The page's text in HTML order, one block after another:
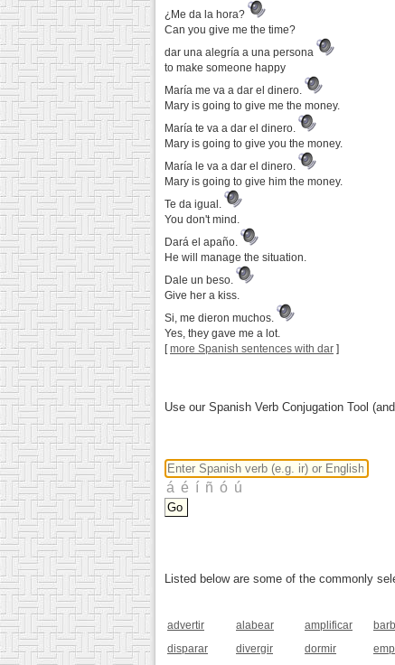
¿Me da la hora?
Can you give me the time?
dar una alegría a una persona
to make someone happy
María me va a dar el dinero.
Mary is going to give me the money.
María te va a dar el dinero.
Mary is going to give you the money.
María le va a dar el dinero.
Mary is going to give him the money.
Te da igual.
You don't mind.
Dará el apaño.
He will manage the situation.
Dale un beso.
Give her a kiss.
Si, me dieron muchos.
Yes, they gave me a lot.
[more Spanish sentences with dar ]
Use our Spanish Verb Conjugation Tool
Listed below are some of the commonly
advertir alabear amplificar
disparar
divergir dormir